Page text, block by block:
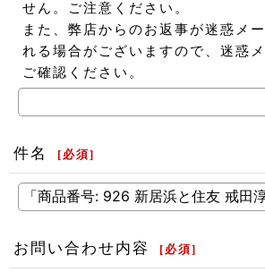
せん。ご注意ください。
また、弊店からのお返事が迷惑メ
れる場合がございますので、迷惑
ご確認ください。
件名 [ 必須]
お問い合わせ内容 [ 必須]